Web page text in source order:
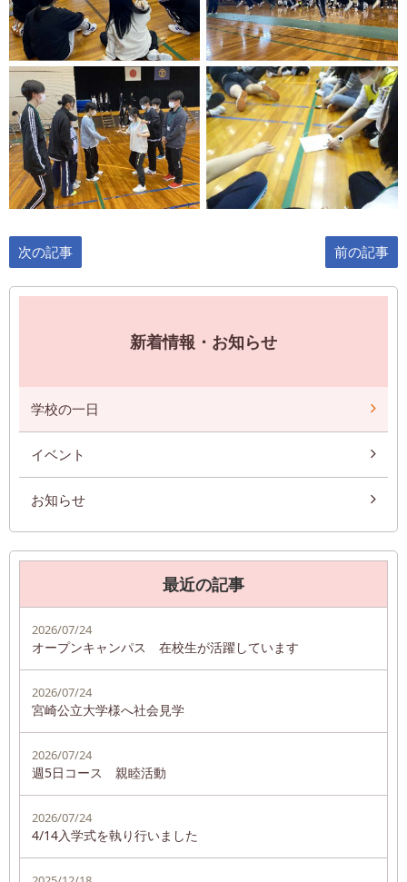
次の記事 前の記事
新着情報・お知らせ
学校の一日
イベント
お知らせ
最近の記事
2026/07/24
オープンキャンパス 在校生が活躍しています
2026/07/24
宮崎公立大学様へ社会見学
2026/07/24
週5日コース 親睦活動
2026/07/24
4/14入学式を執り行いました